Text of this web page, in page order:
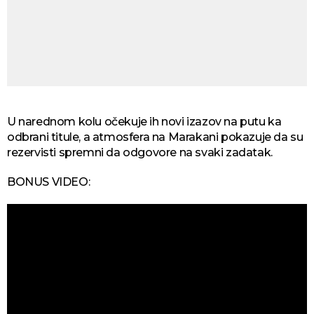
U narednom kolu očekuje ih novi izazov na putu ka
odbrani titule, a atmosfera na Marakani pokazuje da su
rezervisti spremni da odgovore na svaki zadatak.
BONUS VIDEO: